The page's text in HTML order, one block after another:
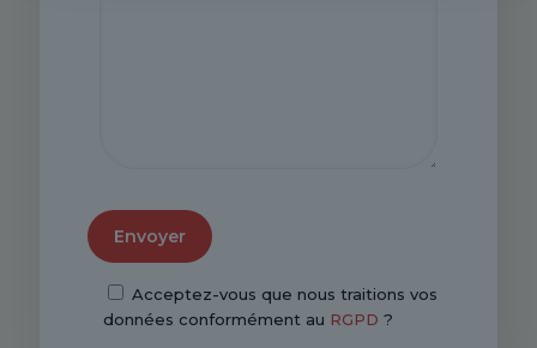
Acceptez-vous que nous traitions vos
données conformément au RGPD ?